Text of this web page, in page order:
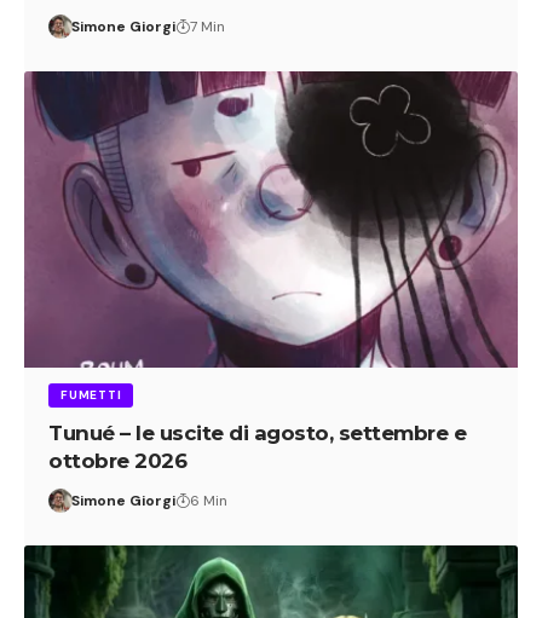
Simone Giorgi 7 Min
FUMETTI
Tunué – le uscite di agosto, settembre e
ottobre 2026
Simone Giorgi 6 Min